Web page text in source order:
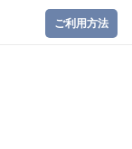
ご利用方法